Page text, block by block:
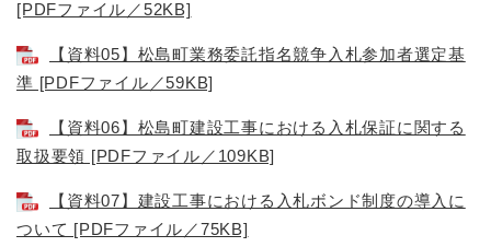
[PDFファイル／52KB]
【資料05】松島町業務委託指名競争入札参加者選定基
準 [PDFファイル／59KB]
【資料06】松島町建設工事における入札保証に関する
取扱要領 [PDFファイル／109KB]
【資料07】建設工事における入札ボンド制度の導入に
ついて [PDFファイル／75KB]